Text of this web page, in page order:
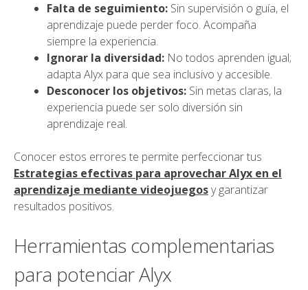
Falta de seguimiento: Sin supervisión o guía, el
aprendizaje puede perder foco. Acompaña
siempre la experiencia.
Ignorar la diversidad: No todos aprenden igual;
adapta Alyx para que sea inclusivo y accesible.
Desconocer los objetivos: Sin metas claras, la
experiencia puede ser solo diversión sin
aprendizaje real.
Conocer estos errores te permite perfeccionar tus
Estrategias efectivas para aprovechar Alyx en el
aprendizaje mediante videojuegosy garantizar
resultados positivos.
Herramientas complementarias
para potenciar Alyx